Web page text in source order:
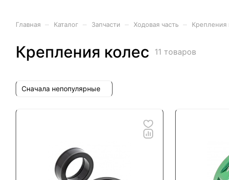
Главная Каталог Запчасти Ходовая часть Крепления
Крепления колес 11 товаров
Сначала непопулярные